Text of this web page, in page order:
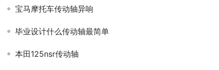
宝马摩托车传动轴异响
毕业设计什么传动轴最简单
本田125nsr传动轴